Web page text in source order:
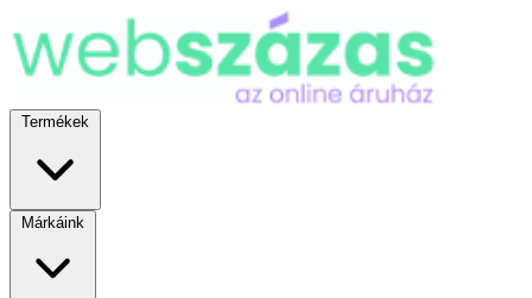
Termékek
Márkáink